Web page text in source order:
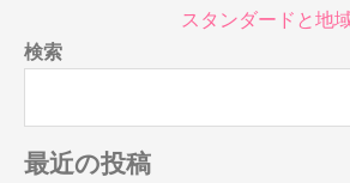
ゲ
ー
ョ
ン
スタンダードと地
検索
最近の投稿